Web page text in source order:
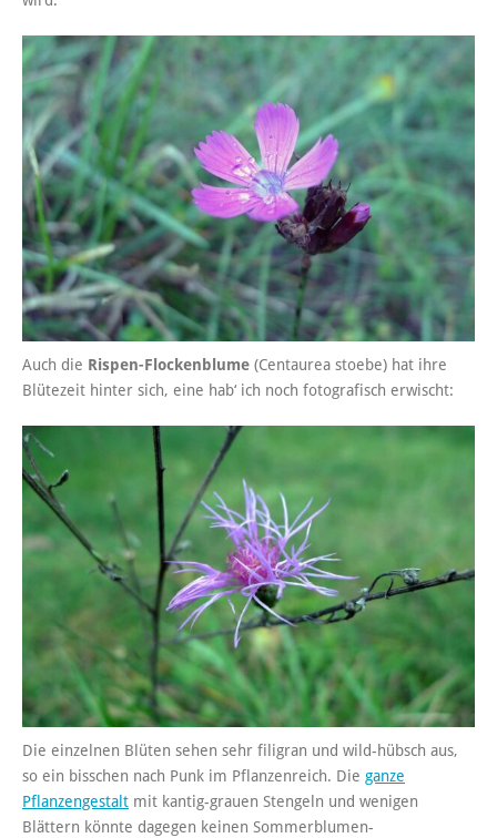
Auch die Rispen-Flockenblume (Centaurea stoebe) hat ihre
Blütezeit hinter sich, eine hab‘ ich noch fotografisch erwischt:
Die einzelnen Blüten sehen sehr filigran und wild-hübsch aus,
so ein bisschen nach Punk im Pflanzenreich. Die ganze
Pflanzengestalt mit kantig-grauen Stengeln und wenigen
Blättern könnte dagegen keinen Sommerblumen-